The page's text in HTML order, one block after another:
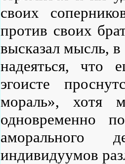
своих
против своих
высказал мысль, в
надеяться, что
эгоисте
мораль», хотя
одновременно
аморального
индивидуумов